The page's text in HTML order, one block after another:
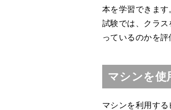
本を学習できます
試験では、クラ
っているのかを評
マシンを使
マシンを利用す